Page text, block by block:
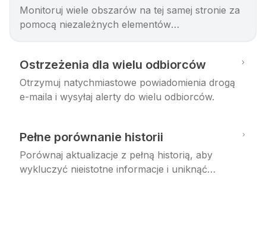
Monitoruj wiele obszarów na tej samej stronie za
pomocą niezależnych elementów
Ostrzeżenia dla wielu odbiorców
Otrzymuj natychmiastowe powiadomienia drogą
e-maila i wysyłaj alerty do wielu odbiorców.
Pełne porównanie historii
Porównaj aktualizacje z pełną historią, aby
wykluczyć nieistotne informacje i uniknąć